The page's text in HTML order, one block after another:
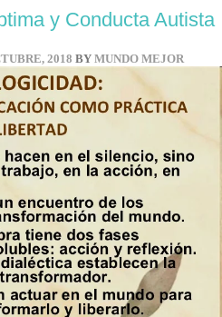
y Conducta Autista
2018 BY MUNDO MEJOR